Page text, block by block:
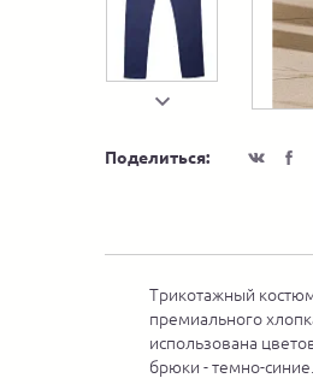
Поделиться:
Трикотажный
премиального
использована
брюки - темно-